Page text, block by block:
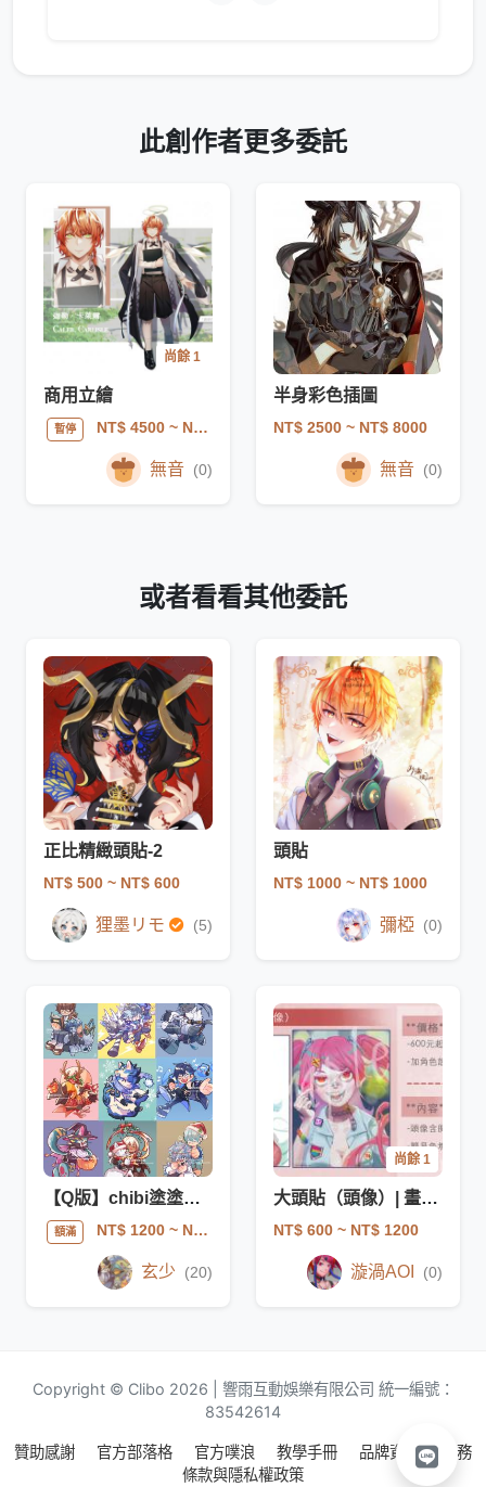
此創作者更多委託
尚餘 1
商用立繪
暫停 NT$ 4500~ NT$ 15000
無音 (0)
半身彩色插圖
NT$ 2500 ~ NT$ 8000
無音 (0)
或者看看其他委託
正比精緻頭貼-2
NT$ 500 ~ NT$ 600
狸墨リモ (5)
頭貼
NT$ 1000 ~ NT$ 1000
彌椏 (0)
【Q版】chibi塗塗驚喜包🎄🎃💘節日,主題指定歡迎！
額滿 NT$ 1200~ NT$ 3400
玄少 (20)
尚餘 1
大頭貼（頭像）| 畫到胸部
NT$ 600 ~ NT$ 1200
漩渦AOI (0)
Copyright © Clibo 2026 | 響雨互動娛樂有限公司 統一編號：
83542614
贊助感謝 官方部落格 官方噗浪 教學手冊 品牌資源
服務
條款與隱私權政策